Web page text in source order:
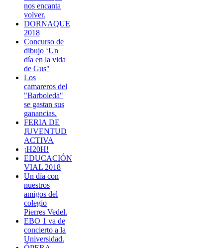
nos encanta
volver.
DORNAQUE
2018
Concurso de
dibujo ‘Un
día en la vida
de Gus"
Los
camareros del
"Barboleda"
se gastan sus
ganancias.
FERIA DE
JUVENTUD
ACTIVA
¡H20H!
EDUCACIÓN
VIAL 2018
Un día con
nuestros
amigos del
colegio
Pierres Vedel.
EBO 1 va de
concierto a la
Universidad.